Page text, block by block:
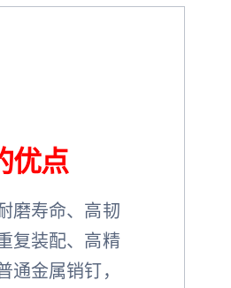
优点
磨寿命、高韧
复装配、高精
金属销钉，